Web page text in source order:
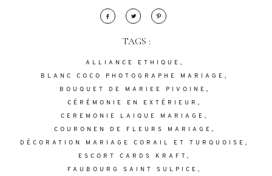
TAGS :
ALLIANCE ETHIQUE
BLANC COCO PHOTOGRAPHE MARIAGE
BOUQUET DE MARIEE PIVOINE
CÉRÉMONIE EN EXTÉRIEUR
CEREMONIE LAIQUE MARIAGE
COURONEN DE FLEURS MARIAGE
DÉCORATION MARIAGE CORAIL ET TURQUOISE
ESCORT CARDS KRAFT
FAUBOURG SAINT SULPICE